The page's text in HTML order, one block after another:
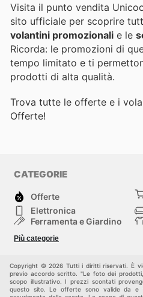
Visita il punto vendita
sito ufficiale per scoprire
volantini promozionali e le
Ricorda: le promozioni di
tempo limitato e ti
prodotti di alta qualità.
Trova tutte le offerte e i
Offerte!
CATEGORIE
Offerte
Elettronica
Ferramenta e Giardino
Bambini e Neonati
Più categorie
Copyright © 2026 Tutti i diritti riservati. È
previo accordo scritto. "Le foto dei
scopo illustrativo. I prezzi scontati
questo sito. Le offerte sono valide da